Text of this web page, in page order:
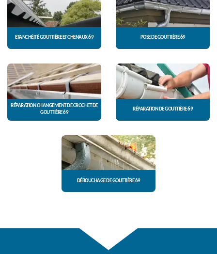
ETANCHÉITÉ GOUTTIÈRE ET CHENAUX 69 POSE DE GOUTTIÈRE 69
RÉPARATION CHANGEMENT DE CROCHET DE
GOUTTIÈRE 69
RÉPARATION DE GOUTTIÈRE 69
DÉBOUCHAGE DE GOUTTIÈRE 69